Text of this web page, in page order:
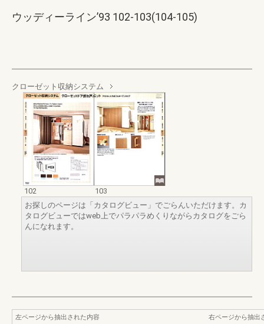
ウッディーライン’93 102-103(104-105)
クローゼット収納システム
102
103
お探しのページは「カタログビュー」でごらんいただけます。カ
タログビューではweb上でパラパラめくりながらカタログをごら
んになれます。
左ページから抽出された内容
右ページから抽出